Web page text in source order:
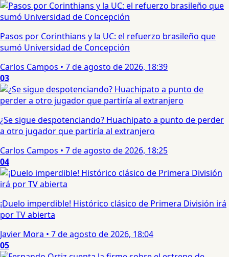
Pasos por Corinthians y la UC: el refuerzo brasileño que
sumó Universidad de Concepción
Carlos Campos • 7 de agosto de 2026, 18:39
03
¿Se sigue despotenciando? Huachipato a punto de perder
a otro jugador que partiría al extranjero
Carlos Campos • 7 de agosto de 2026, 18:25
04
¡Duelo imperdible! Histórico clásico de Primera División irá
por TV abierta
Javier Mora • 7 de agosto de 2026, 18:04
05